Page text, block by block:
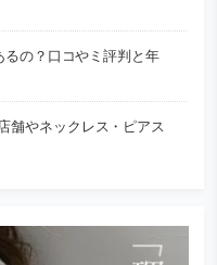
の？口コやミ評判と年
舗やネックレス・ピアス